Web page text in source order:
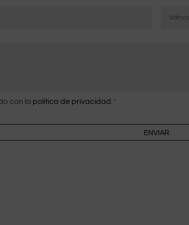
con la politica de privacidad . *